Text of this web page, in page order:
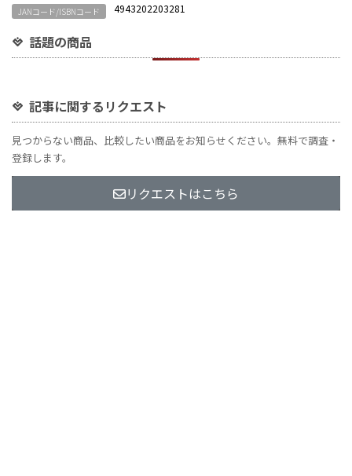
JANコード/ISBNコード 4943202203281
話題の商品
記事に関するリクエスト
見つからない商品、比較したい商品をお知らせください。無料で調査・
登録します。
リクエストはこちら